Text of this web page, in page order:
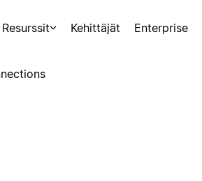
Resurssit Kehittäjät Enterprise